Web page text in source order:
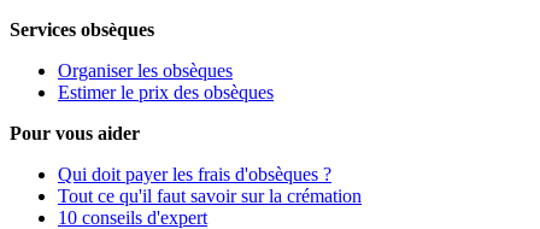
Services obsèques
Organiser les obsèques
Estimer le prix des obsèques
Pour vous aider
Qui doit payer les frais d'obsèques ?
Tout ce qu'il faut savoir sur la crémation
10 conseils d'expert